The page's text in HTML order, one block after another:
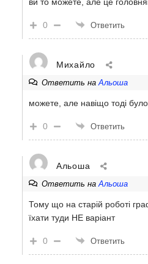
0 Ответить
Михайло
Ответить на Альоша
можете, але навіщо тоді
0 Ответить
Альоша
Ответить на Альоша
Тому що на старій роботі
їхати туди НЕ варіант
0 Ответить